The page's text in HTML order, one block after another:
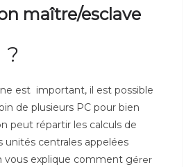
maître/esclave
?
est important, il est possible
de plusieurs PC pour bien
peut répartir les calculs de
unités centrales appelées
vous explique comment gérer